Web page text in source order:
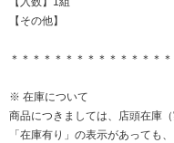
【その他】
＊＊＊＊＊＊＊＊＊＊＊＊＊＊
※ 在庫について
商品につきましては、店頭在庫
「在庫有り」の表示があっても